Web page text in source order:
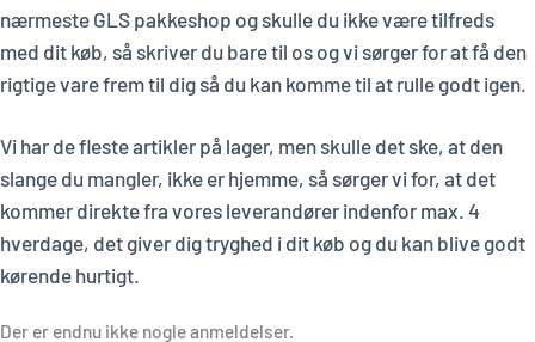
nærmeste GLS pakkeshop og skulle du ikke være tilfreds
med dit køb, så skriver du bare til os og vi sørger for at få den
rigtige vare frem til dig så du kan komme til at rulle godt igen.
Vi har de fleste artikler på lager, men skulle det ske, at den
slange du mangler, ikke er hjemme, så sørger vi for, at det
kommer direkte fra vores leverandører indenfor max. 4
hverdage, det giver dig tryghed i dit køb og du kan blive godt
kørende hurtigt.
Der er endnu ikke nogle anmeldelser.